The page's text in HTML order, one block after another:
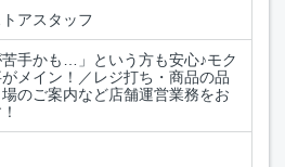
トアスタッフ
苦手かも…」という方も安心♪モク
メイン！／レジ打ち・商品の品
のご案内など店舗運営業務をお